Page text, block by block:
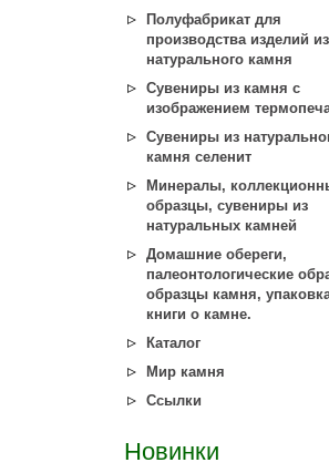
Полуфабрикат для
производства изделий из
натурального камня
Сувениры из камня с
изображением
Сувениры из
камня селенит
Минералы,
образцы, сувениры из
натуральных камней
Домашние обереги,
палеонтологические
образцы камня,
книги о камне.
Каталог
Мир камня
Ссылки
Новинки